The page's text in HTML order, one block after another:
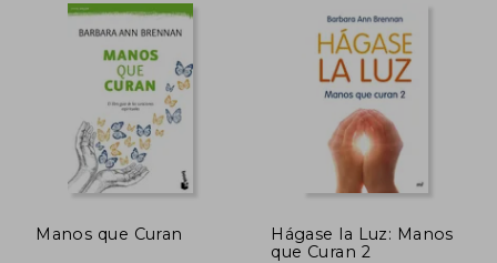
Barbara Brennan School of Healing que
hasta la fecha ha formado a más de 3.000
graduados en programas de Brennan
Healing Science Professional de 4 años de
duración además de otros programas
académicos. La escuela continúa su
trabajo y en 2017 celebra su 35 aniversario.
Manos que Curan
Hágase la Luz: Manos
que Curan 2